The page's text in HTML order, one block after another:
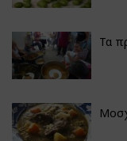
Τα